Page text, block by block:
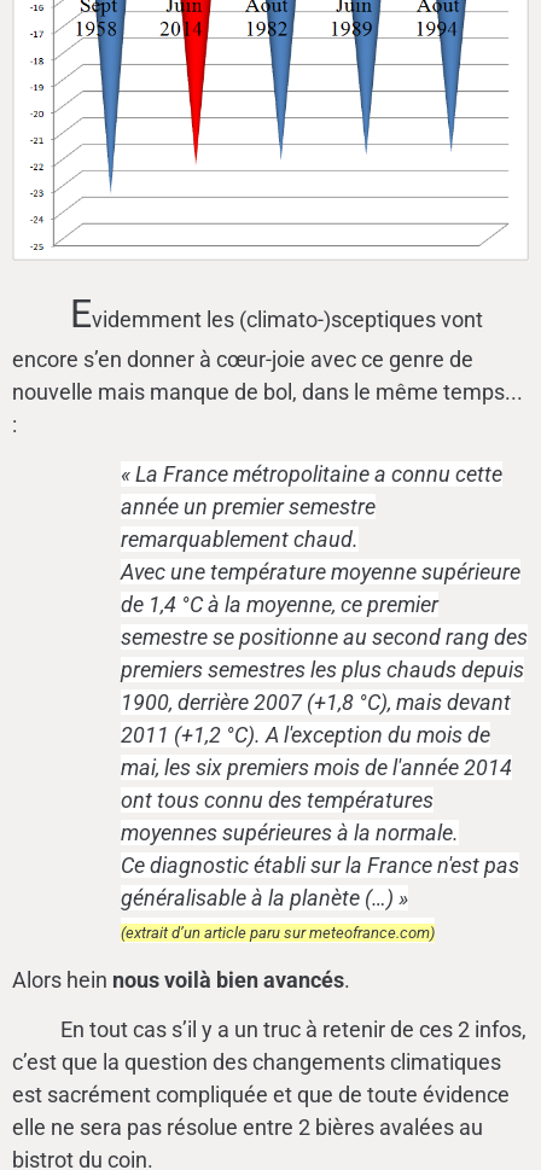
Evidemment les (climato-)sceptiques vont
encore s’en donner à cœur-joie avec ce genre de
nouvelle mais manque de bol, dans le même temps...
:
« La France métropolitaine a connu cette
année un premier semestre
remarquablement chaud.
Avec une température moyenne supérieure
de 1,4 °C à la moyenne, ce premier
semestre se positionne au second rang des
premiers semestres les plus chauds depuis
1900, derrière 2007 (+1,8 °C), mais devant
2011 (+1,2 °C). A l'exception du mois de
mai, les six premiers mois de l'année 2014
ont tous connu des températures
moyennes supérieures à la normale.
Ce diagnostic établi sur la France n'est pas
généralisable à la planète (…) »
(extrait d’un article paru sur meteofrance.com)
Alors hein nous voilà bien avancés.
En tout cas s’il y a un truc à retenir de ces 2 infos,
c’est que la question des changements climatiques
est sacrément compliquée et que de toute évidence
elle ne sera pas résolue entre 2 bières avalées au
bistrot du coin.